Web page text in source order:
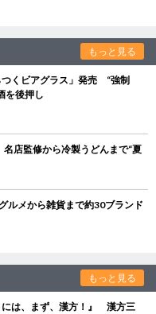
もっと見る
くビアグラス」発売 “強制
を後押し
店監修から冷製うどんまで“夏
メから雑貨まで約30ブランド
もっと見る
には、まず、漢方！』 漢方三